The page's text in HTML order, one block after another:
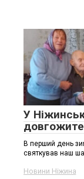
У
В перший день
святкував наш
Новини Ніжина